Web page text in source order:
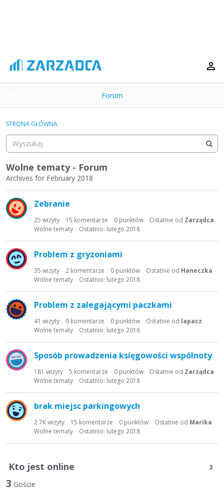
o
g
e
m
e
n
Forum
Kategorie
Dyskusje
Aktywność
STRONA GŁÓWNA
Wolne tematy - Forum
Archives for February 2018
i
s
a
d
y
u
s
y
a
Zebranie
25 wizyty 15 komentarze 0 punktów Ostatnie od Zarządca
Ostatnio: lutego 2018
Wolne tematy
Problem z gryzoniami
35 wizyty 2 komentarze 0 punktów Ostatnie od Haneczka
Ostatnio: lutego 2018
Wolne tematy
Problem z zalegającymi paczkami
41 wizyty 9 komentarze 0 punktów Ostatnie od lapacz
Ostatnio: lutego 2018
Wolne tematy
Sposób prowadzenia księgowości wspólnoty
181 wizyty 5 komentarze 0 punktów Ostatnie od Zarządca
Ostatnio: lutego 2018
Wolne tematy
brak miejsc parkingowych
2.7Kwizyty 15 komentarze 0 punktów Ostatnie od Marika
Ostatnio: lutego 2018
Wolne tematy
Kto jest online 3
3 Goście